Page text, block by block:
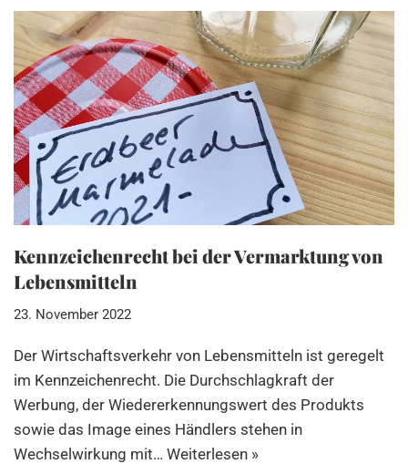
Kennzeichenrecht bei der Vermarktung von
Lebensmitteln
23. November 2022
Der Wirtschaftsverkehr von Lebensmitteln ist geregelt
im Kennzeichenrecht. Die Durchschlagkraft der
Werbung, der Wiedererkennungswert des Produkts
sowie das Image eines Händlers stehen in
Wechselwirkung mit… Weiterlesen »